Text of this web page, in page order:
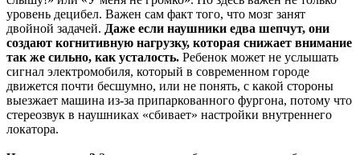
уровень децибел. Важен сам факт того, что мозг занят
двойной задачей. Даже если наушники едва шепчут, они
создают когнитивную нагрузку, которая снижает внимание
так же сильно, как усталость. Ребенок может не услышать
сигнал электромобиля, который в современном городе
движется почти бесшумно, или не понять, с какой стороны
выезжает машина из-за припаркованного фургона, потому что
стереозвук в наушниках «сбивает» настройки внутреннего
локатора.